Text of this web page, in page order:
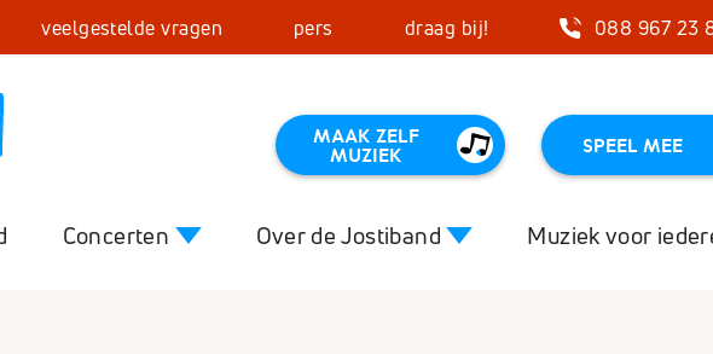
veelgestelde vragen pers draag bij! 088 967 23
MAAK ZELF
MUZIEK SPEEL MEE
Concerten Over de Jostiband Muziek voor